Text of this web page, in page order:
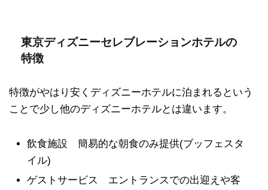
東京ディズニーセレブレーションホテルの
特徴
特徴がやはり安くディズニーホテルに泊まれるという
ことで少し他のディズニーホテルとは違います。
飲食施設 簡易的な朝食のみ提供(ブッフェスタ
イル)
ゲストサービス エントランスでの出迎えや客